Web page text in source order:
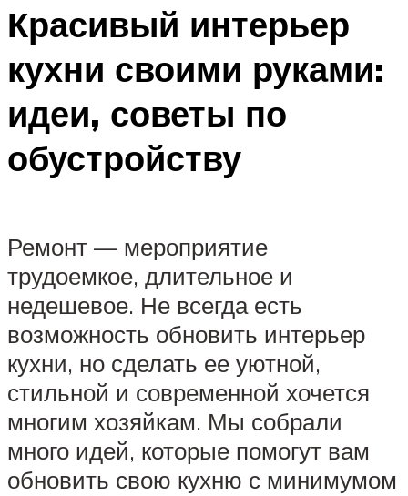
Красивый интерьер
кухни своими руками:
идеи, советы по
обустройству
Ремонт — мероприятие
трудоемкое, длительное и
недешевое. Не всегда есть
возможность обновить интерьер
кухни, но сделать ее уютной,
стильной и современной хочется
многим хозяйкам. Мы собрали
много идей, которые помогут вам
обновить свою кухню с минимумом